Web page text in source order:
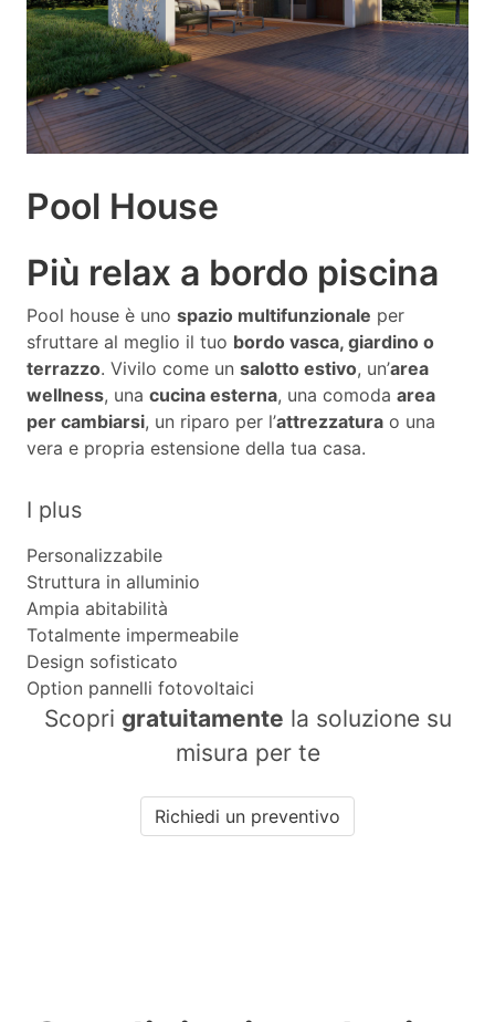
Pool House
Più relax a bordo piscina
Pool house è uno spazio multifunzionale per
sfruttare al meglio il tuo bordo vasca, giardino o
terrazzo. Vivilo come un salotto estivo, un’area
wellness, una cucina esterna, una comoda area
per cambiarsi, un riparo per l’attrezzatura o una
vera e propria estensione della tua casa.
I plus
Personalizzabile
Struttura in alluminio
Ampia abitabilità
Totalmente impermeabile
Design sofisticato
Option pannelli fotovoltaici
Scopri gratuitamente la soluzione su
misura per te
Richiedi un preventivo